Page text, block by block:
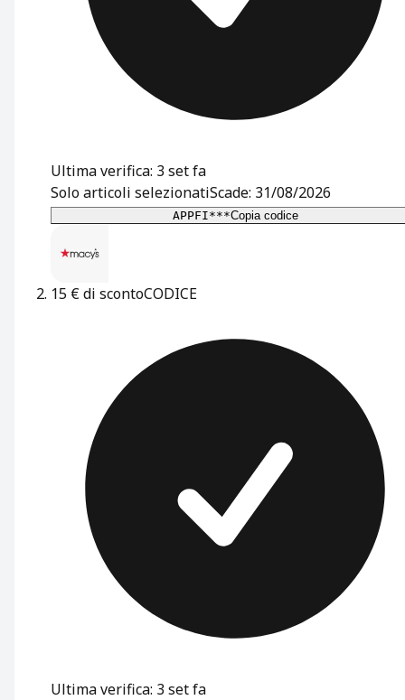
Ultima verifica: 3 set fa
Solo articoli selezionatiScade: 31/08/2026
APPFI***Copia codice
15 € di scontoCODICE
Ultima verifica: 3 set fa